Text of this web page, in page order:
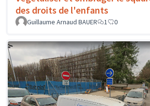
des droits de l'enfants
Guillaume Arnaud BAUER
1 0